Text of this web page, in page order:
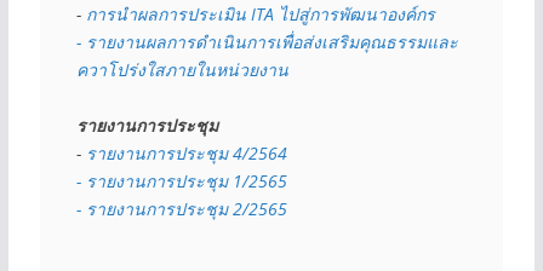
- การนำผลการประเมิน ITA ไปสู่การพัฒนาองค์กร
- รายงานผลการดำเนินการเพื่อส่งเสริมคุณธรรมและ
ควาโปร่งใสภายในหน่วยงาน
รายงานการประชุม
- รายงานการประชุม 4/2564
- รายงานการประชุม 1/2565
- รายงานการประชุม 2/2565